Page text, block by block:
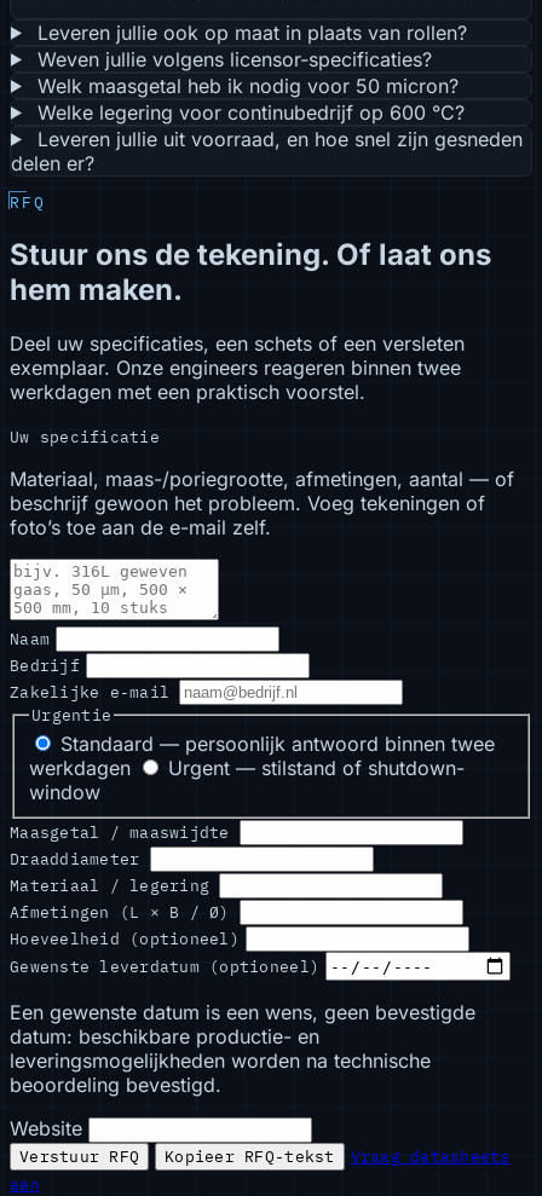
Leveren jullie ook op maat in plaats van rollen?
Weven jullie volgens licensor-specificaties?
Welk maasgetal heb ik nodig voor 50 micron?
Welke legering voor continubedrijf op 600 °C?
Leveren jullie uit voorraad, en hoe snel zijn gesneden
delen er?
RFQ
Stuur ons de tekening. Of laat ons
hem maken.
Deel uw specificaties, een schets of een versleten
exemplaar. Onze engineers reageren binnen twee
werkdagen met een praktisch voorstel.
Uw specificatie
Materiaal, maas-/poriegrootte, afmetingen, aantal — of
beschrijf gewoon het probleem. Voeg tekeningen of
foto’s toe aan de e-mail zelf.
Naam
Bedrijf
Zakelijke e-mail
Urgentie
Standaard — persoonlijk antwoord binnen twee
werkdagen
Urgent — stilstand of shutdown-
window
Maasgetal / maaswijdte
Draaddiameter
Materiaal / legering
Afmetingen (L × B / Ø)
Hoeveelheid (optioneel)
Gewenste leverdatum (optioneel)
Een gewenste datum is een wens, geen bevestigde
datum: beschikbare productie- en
leveringsmogelijkheden worden na technische
beoordeling bevestigd.
Website
Verstuur RFQ Kopieer RFQ-tekst
Vraag datasheets
aan